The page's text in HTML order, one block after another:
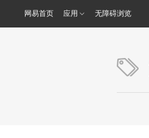
网易首页 应用 无障碍浏览